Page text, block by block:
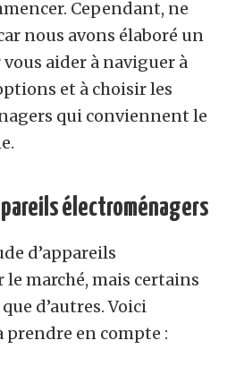
Cependant, ne
nous avons élaboré un
aider à naviguer à
et à choisir les
qui conviennent le
électroménagers
d’appareils
marché, mais certains
d’autres. Voici
prendre en compte :